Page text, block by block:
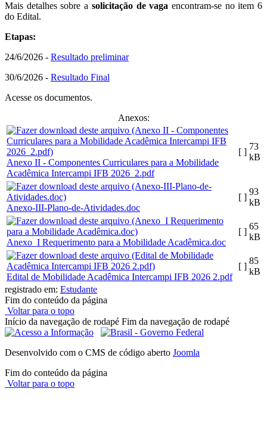
Mais detalhes sobre a solicitação de vaga encontram-se no item 6
do Edital.
Etapas:
24/6/2026 - Resultado preliminar
30/6/2026 - Resultado Final
Acesse os documentos.
Anexos:
Anexo II - Componentes Curriculares para a Mobilidade
Acadêmica Intercampi IFB 2026_2.pdf
[ ]
73
kB
Anexo-III-Plano-de-Atividades.doc
[ ]
93
kB
Anexo_I Requerimento para a Mobilidade Acadêmica.doc
[ ]
65
kB
Edital de Mobilidade Acadêmica Intercampi IFB 2026 2.pdf
[ ]
85
kB
registrado em: Estudante
Fim do conteúdo da página
Voltar para o topo
Início da navegação de rodapé Fim da navegação de rodapé
Desenvolvido com o CMS de código aberto Joomla
Fim do conteúdo da página
Voltar para o topo